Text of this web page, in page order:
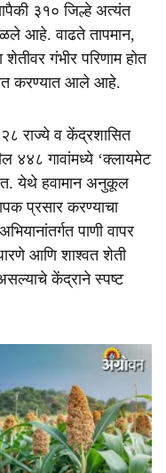
३१० जिल्हे अत्यंत
आहे. वाढते तापमान,
गंभीर परिणाम होत
करण्यात आले आहे.
२८ राज्ये व केंद्रशासित
४४८ गावांमध्ये ‘क्लायमेट
येथे हवामान अनुकूल
प्रसार करण्याचा
पाणी वापर
आणि शाश्वत शेती
केंद्राने स्पष्ट